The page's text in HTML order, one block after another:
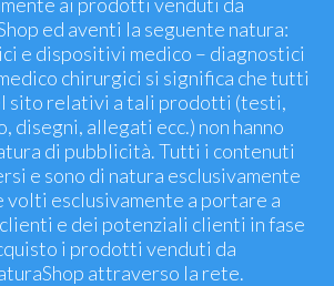
ed aventi la seguente natura:
e dispositivi medico – diagnostici
chirurgici si significa che tutti
sito relativi a tali prodotti (testi,
disegni, allegati ecc.) non hanno
di pubblicità. Tutti i contenuti
e sono di natura esclusivamente
volti esclusivamente a portare a
e dei potenziali clienti in fase
i prodotti venduti da
attraverso la rete.